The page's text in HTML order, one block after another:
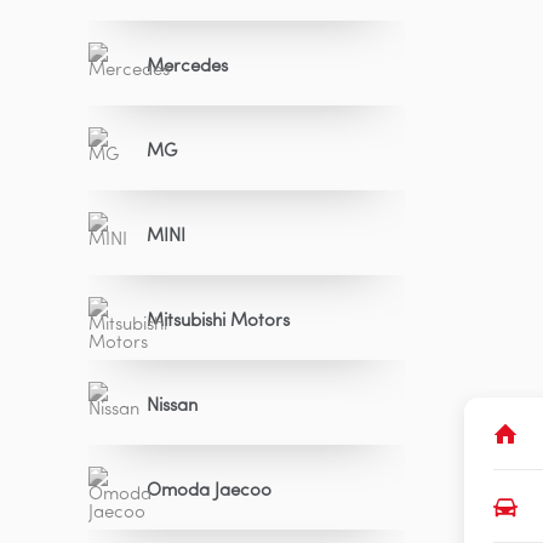
Mercedes
MG
MINI
Mitsubishi Motors
Nissan
Omoda Jaecoo